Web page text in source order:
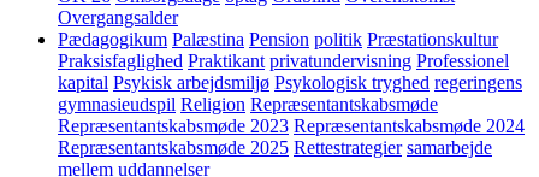
Overgangsalder
Pædagogikum Palæstina Pension politik Præstationskultur
Praksisfaglighed Praktikant privatundervisning Professionel
kapital Psykisk arbejdsmiljø Psykologisk tryghed regeringens
gymnasieudspil Religion Repræsentantskabsmøde
Repræsentantskabsmøde 2023 Repræsentantskabsmøde 2024
Repræsentantskabsmøde 2025 Rettestrategier samarbejde
mellem uddannelser